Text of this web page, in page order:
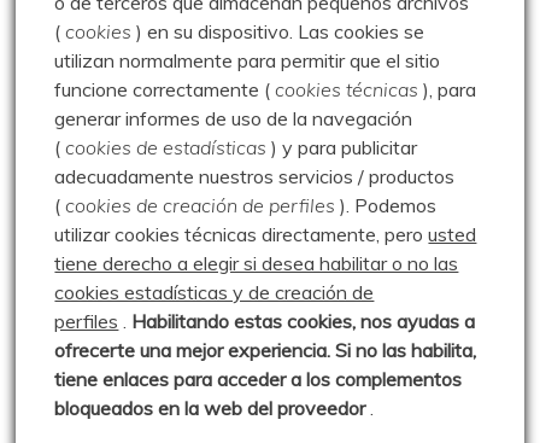
Ursi, actividad organizada por la Escalerilla y la
0 comentarios
Senda de La Pedrosa –
11.01.03
Publicado: 11 enero 2003
Otro paseo más por la senda, esta
vez en enero y con nieve.
0 comentarios
Paseo y comida de fin de año
(cookies ) en su dispositivo. Las cookies se
utilizan normalmente para permitir que el sitio
funcione correctamente (cookies técnicas ), para
generar informes de uso de la navegación
(cookies de estadísticas ) y para publicitar
adecuadamente nuestros servicios / productos
(cookies de creación de perfiles ). Podemos
utilizar cookies técnicas directamente, perousted
tiene derecho a elegir si desea habilitar o no las
cookies estadísticas y de creación de
perfiles . Habilitando estas cookies, nos ayudas a
ofrecerte una mejor experiencia. Si no las habilita,
tiene enlaces para acceder a los complementos
bloqueados en la web del proveedor.